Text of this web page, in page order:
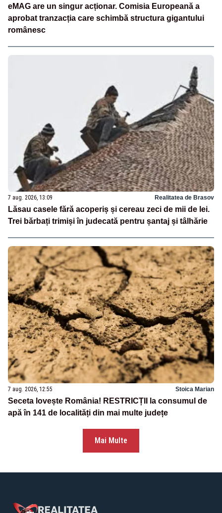
eMAG are un singur acționar. Comisia Europeană a
aprobat tranzacția care schimbă structura gigantului
românesc
7 aug. 2026, 13:09 Realitatea de Brasov
Lăsau casele fără acoperiș și cereau zeci de mii de lei.
Trei bărbați trimiși în judecată pentru șantaj și tâlhărie
7 aug. 2026, 12:55 Stoica Marian
Seceta lovește România! RESTRICȚII la consumul de
apă în 141 de localități din mai multe județe
Mai Multe